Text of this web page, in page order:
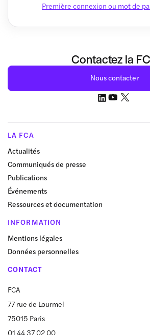
Première connexion ou mot de
Contactez la
Nous contacter
LA FCA
Actualités
Communiqués de presse
Publications
Événements
Ressources et documentation
INFORMATION
Mentions légales
Données personnelles
CONTACT
FCA
77 rue de Lourmel
75015 Paris
01 44 37 02 00